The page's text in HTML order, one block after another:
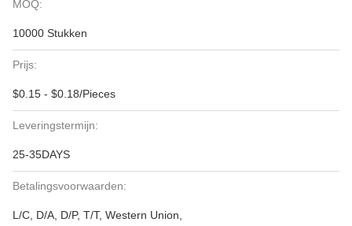
MOQ:
10000 Stukken
Prijs:
$0.15 - $0.18/Pieces
Leveringstermijn:
25-35DAYS
Betalingsvoorwaarden:
L/C, D/A, D/P, T/T, Western Union,